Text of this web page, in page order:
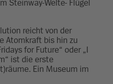
Steinway-Welte- Flügel
reicht von der
Atomkraft bis hin zu
for Future“ oder „I
ist die erste
Ein Museum im